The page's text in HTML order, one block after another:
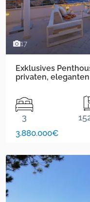
17
Exklusives
privaten,
3
3.880.000€